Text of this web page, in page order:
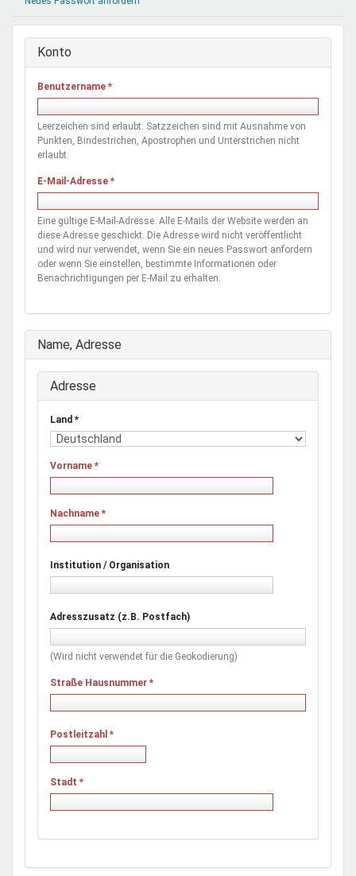
Schule & Beruf
Demokratie & Beteiligung
Konto
Benutzername *
Leerzeichen sind erlaubt. Satzzeichen sind mit Ausnahme von
Punkten, Bindestrichen, Apostrophen und Unterstrichen nicht
erlaubt.
E-Mail-Adresse *
Eine gültige E-Mail-Adresse. Alle E-Mails der Website werden an
diese Adresse geschickt. Die Adresse wird nicht veröffentlicht
und wird nur verwendet, wenn Sie ein neues Passwort anfordern
oder wenn Sie einstellen, bestimmte Informationen oder
Benachrichtigungen per E-Mail zu erhalten.
Ausblenden
Name, Adresse
Adresse
Land *
Vorname *
Nachname *
Institution / Organisation
Adresszusatz (z.B. Postfach)
(Wird nicht verwendet für die Geokodierung)
Straße Hausnummer *
Postleitzahl *
Stadt *